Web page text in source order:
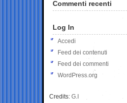
Commenti recenti
Log In
Accedi
Feed dei contenuti
Feed dei commenti
WordPress.org
Credits: G.I